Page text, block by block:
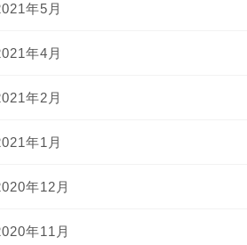
年5月
年4月
年2月
年1月
年12月
年11月